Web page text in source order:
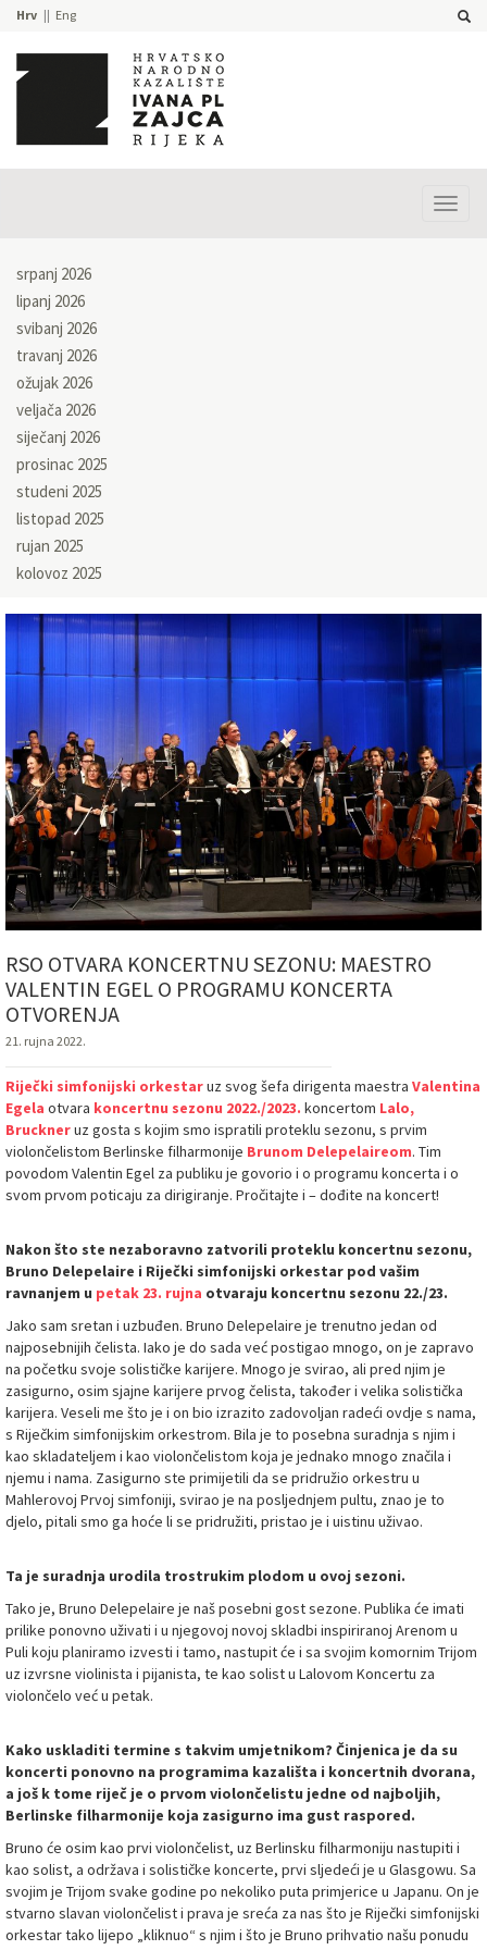
Hrv Eng
srpanj 2026
lipanj 2026
svibanj 2026
travanj 2026
ožujak 2026
veljača 2026
siječanj 2026
prosinac 2025
studeni 2025
listopad 2025
rujan 2025
kolovoz 2025
RSO OTVARA KONCERTNU SEZONU: MAESTRO
VALENTIN EGEL O PROGRAMU KONCERTA
OTVORENJA
21. rujna 2022.
Riječki simfonijski orkestaruz svog šefa dirigenta maestra Valentina
Egela otvara koncertnu sezonu 2022./2023. koncertom Lalo,
Bruckneruz gosta s kojim smo ispratili proteklu sezonu, s prvim
violončelistom Berlinske filharmonije Brunom Delepelaireom. Tim
povodom Valentin Egel za publiku je govorio i o programu koncerta i o
svom prvom poticaju za dirigiranje. Pročitajte i – dođite na koncert!
Nakon što ste nezaboravno zatvorili proteklu koncertnu sezonu,
Bruno Delepelaire i Riječki simfonijski orkestar pod vašim
ravnanjem u petak 23. rujna otvaraju koncertnu sezonu 22./23.
Jako sam sretan i uzbuđen. Bruno Delepelaire je trenutno jedan od
najposebnijih čelista. Iako je do sada već postigao mnogo, on je zapravo
na početku svoje solističke karijere. Mnogo je svirao, ali pred njim je
zasigurno, osim sjajne karijere prvog čelista, također i velika solistička
karijera. Veseli me što je i on bio izrazito zadovoljan radeći ovdje s nama,
s Riječkim simfonijskim orkestrom. Bila je to posebna suradnja s njim i
kao skladateljem i kao violončelistom koja je jednako mnogo značila i
njemu i nama. Zasigurno ste primijetili da se pridružio orkestru u
Mahlerovoj Prvoj simfoniji, svirao je na posljednjem pultu, znao je to
djelo, pitali smo ga hoće li se pridružiti, pristao je i uistinu uživao.
Ta je suradnja urodila trostrukim plodom u ovoj sezoni.
Tako je, Bruno Delepelaire je naš posebni gost sezone. Publika će imati
prilike ponovno uživati i u njegovoj novoj skladbi inspiriranoj Arenom u
Puli koju planiramo izvesti i tamo, nastupit će i sa svojim komornim Trijom
uz izvrsne violinista i pijanista, te kao solist u Lalovom Koncertu za
violončelo već u petak.
Kako uskladiti termine s takvim umjetnikom? Činjenica je da su
koncerti ponovno na programima kazališta i koncertnih dvorana,
a još k tome riječ je o prvom violončelistu jedne od najboljih,
Berlinske filharmonije koja zasigurno ima gust raspored.
Bruno će osim kao prvi violončelist, uz Berlinsku filharmoniju nastupiti i
kao solist, a održava i solističke koncerte, prvi sljedeći je u Glasgowu. Sa
svojim je Trijom svake godine po nekoliko puta primjerice u Japanu. On je
stvarno slavan violončelist i prava je sreća za nas što je Riječki simfonijski
orkestar tako lijepo „kliknuo“ s njim i što je Bruno prihvatio našu ponudu